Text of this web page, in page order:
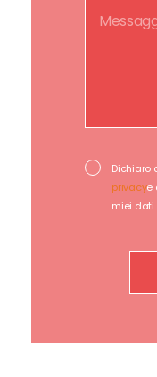
Dichiaro
privacye
miei dati